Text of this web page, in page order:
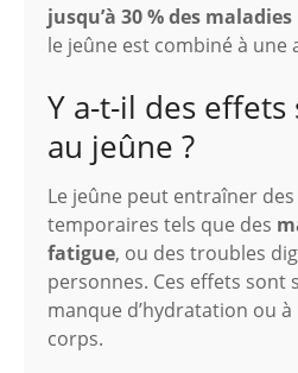
jusqu’à 30 % des maladies
le jeûne est combiné à une
Y a-t-il des
au jeûne ?
Le jeûne peut entraîner
temporaires tels que des
fatigue, ou des troubles
personnes. Ces effets sont
manque d’hydratation ou
corps.